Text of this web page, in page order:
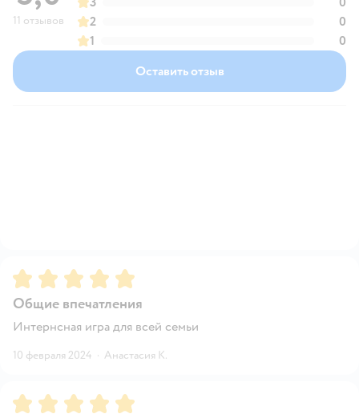
11 отзывов
2
0
1
0
Оставить отзыв
Рейтинг:5
Общие впечатления
Интернсная игра для всей семьи
10 февраля 2024 · Анастасия К.
Рейтинг:5